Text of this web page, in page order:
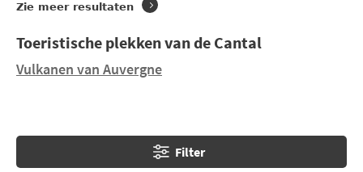
Zie meer resultaten
Toeristische plekken van de Cantal
Vulkanen van Auvergne
Filter